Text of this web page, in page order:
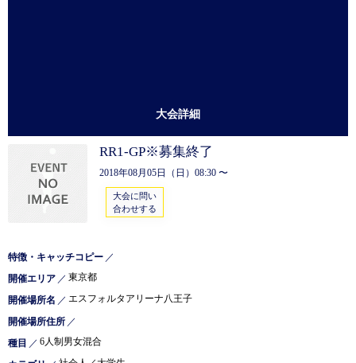
大会詳細
RR1-GP※募集終了
2018年08月05日（日）08:30 〜
大会に問い
合わせする
特徴・キャッチコピー ／
開催エリア ／ 東京都
開催場所名 ／ エスフォルタアリーナ八王子
開催場所住所 ／
種目 ／ 6人制男女混合